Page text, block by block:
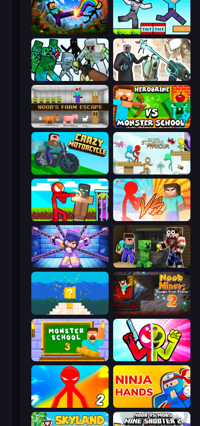
Noob: Wall Crusher Noob Gigachad: Parkour Tricks Challenge
Skibidi Toilets: Infection
Noob's Farm Escape Herobrine vs Monster School
Crazy Motorcycle Stickman Parkour Master
Stickman vs Villager: Save the Girl Red Stickman vs Monster School
Mini Mine Noob Trolls Pro
Noob Miner 2: Escape From Prison
Monster School 3 Stickman Zombie vs Stickman Hero
Red Stickman vs Monster School 2 Ninja Hands